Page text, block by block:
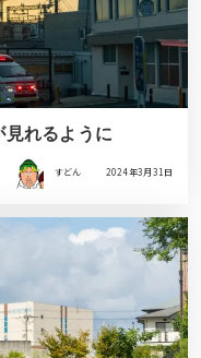
見れるように
すどん 2024年3月31日